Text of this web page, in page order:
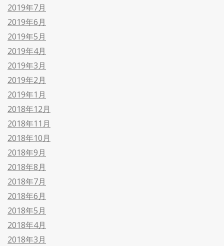
2019年7月
2019年6月
2019年5月
2019年4月
2019年3月
2019年2月
2019年1月
2018年12月
2018年11月
2018年10月
2018年9月
2018年8月
2018年7月
2018年6月
2018年5月
2018年4月
2018年3月